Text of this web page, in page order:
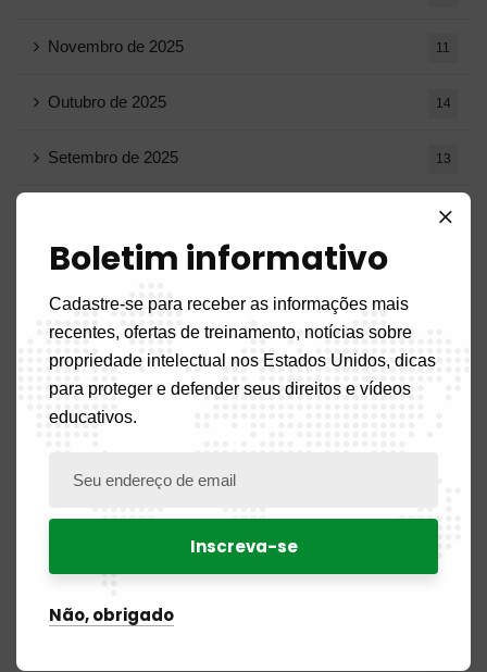
Novembro de 2025 11
Outubro de 2025 14
Setembro de 2025 13
14
Julho de 2025
Junho de 2025
Maio de 2025
Março de 2025
Boletim informativo
Cadastre-se para receber as informações mais
recentes, ofertas de treinamento, notícias sobre
propriedade intelectual nos Estados Unidos, dicas
para proteger e defender seus direitos e vídeos
educativos.
Não, obrigado